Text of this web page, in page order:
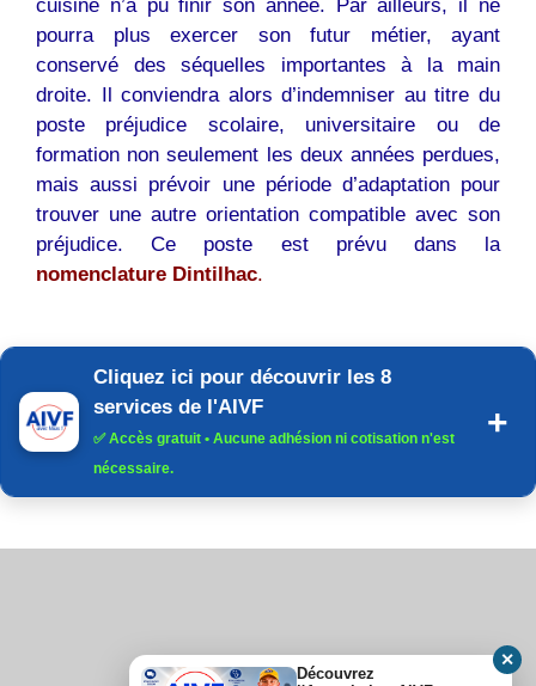
cuisine n’a pu finir son année. Par ailleurs, il ne
pourra plus exercer son futur métier, ayant
conservé des séquelles importantes à la main
droite. Il conviendra alors d’indemniser au titre du
poste préjudice scolaire, universitaire ou de
formation non seulement les deux années perdues,
mais aussi prévoir une période d’adaptation pour
trouver une autre orientation compatible avec son
préjudice. Ce poste est prévu dans la
nomenclature Dintilhac.
Cliquez ici pour découvrir les 8
services de l'AIVF
✅Accès gratuit • Aucune adhésion ni cotisation n'est
nécessaire.
Découvrez
✕